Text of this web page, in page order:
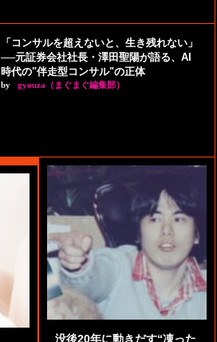
「コンサルを超えないと、生き残れない」
──元証券会社社長・澤田聖陽が語る、AI
時代の"伴走型コンサル"の正体
by gyouza（まぐまぐ編集部）
没後20年に動きだす“凍った